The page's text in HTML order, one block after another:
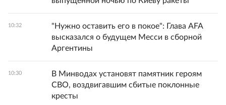
10:32
"Нужно оставить его в покое": Глава AFA
высказался о будущем Месси в сборной
Аргентины
10:30
В Минводах установят памятник героям
СВО, воздвигавшим сбитые поклонные
кресты